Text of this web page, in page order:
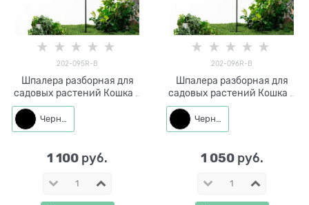
202-095R-B
Шпалера разборная для
садовых растений Кошка с
бабочкой 202-095R h=138
Черный
1 100 руб.
202-096R-B
Шпалера разборная для
садовых растений Кошка с
бабочкой 202-096R h=123
Черный
1 050 руб.